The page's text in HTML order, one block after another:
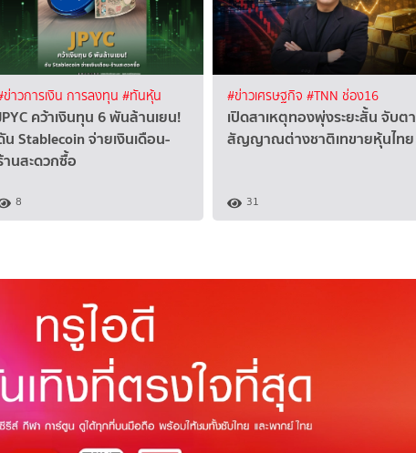
ข่าวการเงิน การลงทุน #ทันหุ้น
คว้าเงินทุน 6 พันล้านเยน!
น Stablecoin จ่ายเงินเดือน-
านสะดวกซื้อ
8
#ข่าวเศรษฐกิจ #TNN ช่อง16
เปิดสาเหตุทองพุ่งระยะสั้น จับตา
สัญญาณต่างชาติเทขายหุ้นไทย
31